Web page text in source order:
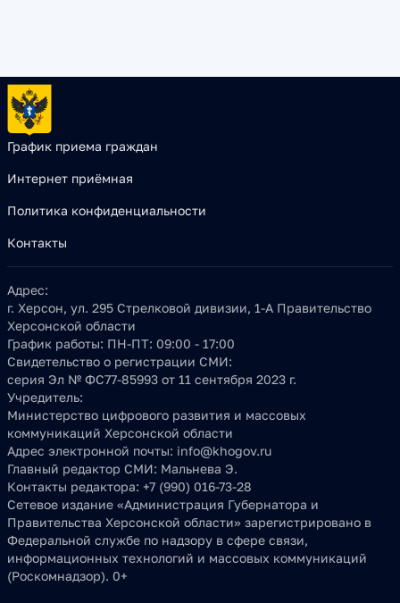
График приема граждан
Интернет приёмная
Политика конфиденциальности
Контакты
Адрес:
г. Херсон, ул. 295 Стрелковой дивизии, 1-А Правительство
Херсонской области
График работы: ПН-ПТ: 09:00 - 17:00
Свидетельство о регистрации СМИ:
серия Эл № ФС77-85993 от 11 сентября 2023 г.
Учредитель:
Министерство цифрового развития и массовых
коммуникаций Херсонской области
Адрес электронной почты: info@khogov.ru
Главный редактор СМИ: Мальнева Э.
Контакты редактора: +7 (990) 016-73-28
Сетевое издание «Администрация Губернатора и
Правительства Херсонской области» зарегистрировано в
Федеральной службе по надзору в сфере связи,
информационных технологий и массовых коммуникаций
(Роскомнадзор). 0+